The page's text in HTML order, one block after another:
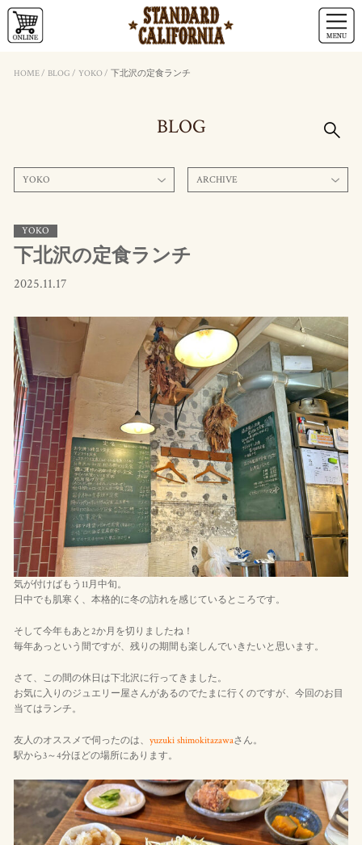
HOME/ BLOG / YOKO/ 下北沢の定食ランチ
BLOG
YOKO ARCHIVE
YOKO
下北沢の定食ランチ
2025.11.17
気が付けばもう11月中旬。
日中でも肌寒く、本格的に冬の訪れを感じているところです。
そして今年もあと2か月を切りましたね！
毎年あっという間ですが、残りの期間も楽しんでいきたいと思います。
さて、この間の休日は下北沢に行ってきました。
お気に入りのジュエリー屋さんがあるのでたまに行くのですが、今回のお目
当てはランチ。
友人のオススメで伺ったのは、 yuzuki shimokitazawaさん。
駅から3～4分ほどの場所にあります。